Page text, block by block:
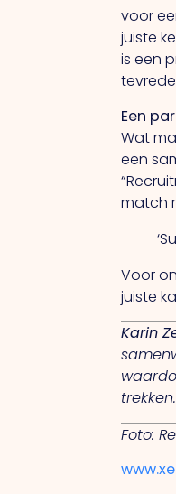
voor
juiste
is een
Een
Wat
een
match
Voor
juiste
Karin
Foto: